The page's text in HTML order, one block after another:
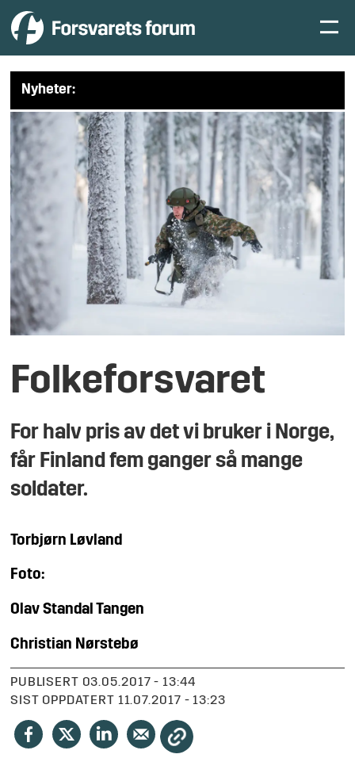
Nyheter:
Folkeforsvaret
For halv pris av det vi bruker i Norge,
får Finland fem ganger så mange
soldater.
Torbjørn Løvland​
Foto:
Olav Standal Tangen
Christian Nørstebø
PUBLISERT
03.05.2017 - 13:44
SIST OPPDATERT
11.07.2017 - 13:23